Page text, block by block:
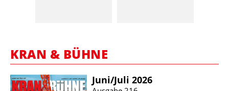
KRAN & BÜHNE
Juni/​Juli 2026